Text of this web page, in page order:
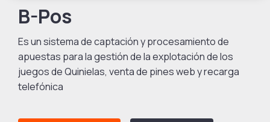
B-Pos
Es un sistema de captación y procesamiento de
apuestas para la gestión de la explotación de los
juegos de Quinielas, venta de pines web y recarga
telefónica